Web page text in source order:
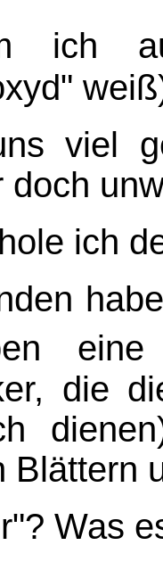
ich
viel
doch
ich
die
Blättern
Was